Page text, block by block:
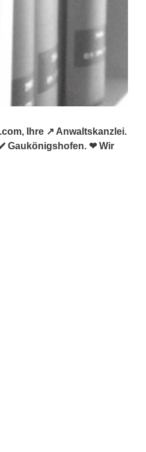
Ihre ↗️ Anwaltskanzlei.
Gaukönigshofen. ❤ Wir